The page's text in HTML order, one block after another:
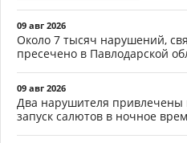
09 авг 2026
Около 7 тысяч нарушений,
пресечено в Павлодарской
09 авг 2026
Два нарушителя привлечены
запуск салютов в ночное